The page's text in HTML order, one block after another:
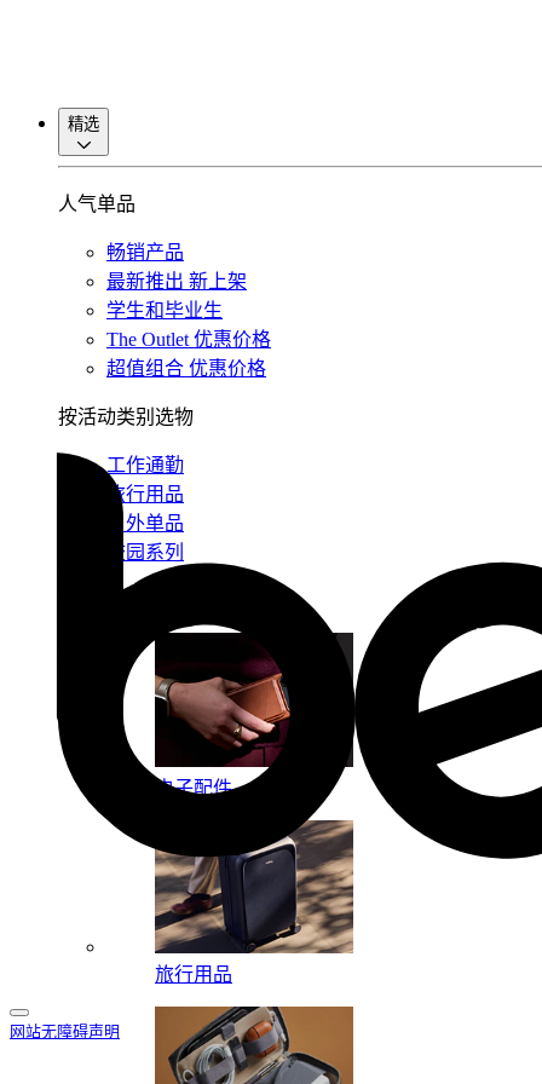
网站无障碍声明
精选
人气单品
畅销产品
最新推出 新上架
学生和毕业生
The Outlet 优惠价格
超值组合 优惠价格
按活动类别选物
工作通勤
旅行用品
户外单品
校园系列
电子配件
旅行用品